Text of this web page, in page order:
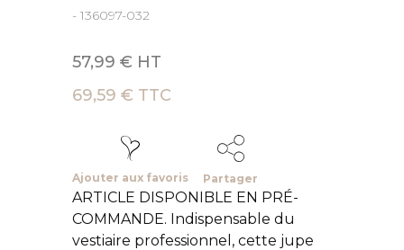
- 136097-032
57,99 € HT
69,59 € TTC
Ajouter aux favoris Partager
ARTICLE DISPONIBLE EN PRÉ-
COMMANDE. Indispensable du
vestiaire professionnel, cette jupe